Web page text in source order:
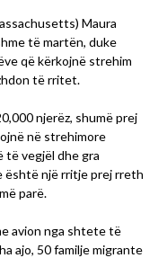
Maura
të martën, duke
që kërkojnë strehim
të rritet.
njerëz, shumë prej
në strehimore
të vegjël dhe gra
është një rritje prej rreth
parë.
avion nga shtete të
ajo, 50 familje migrante